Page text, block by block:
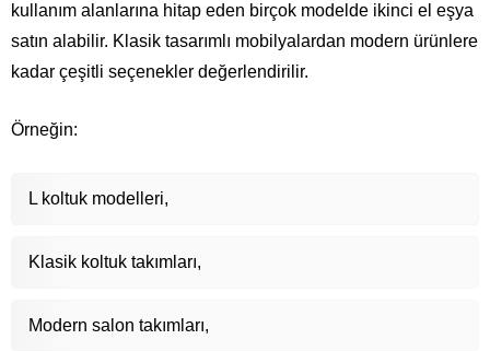
kullanım alanlarına hitap eden birçok modelde ikinci el eşya
satın alabilir. Klasik tasarımlı mobilyalardan modern ürünlere
kadar çeşitli seçenekler değerlendirilir.
Örneğin:
L koltuk modelleri,
Klasik koltuk takımları,
Modern salon takımları,